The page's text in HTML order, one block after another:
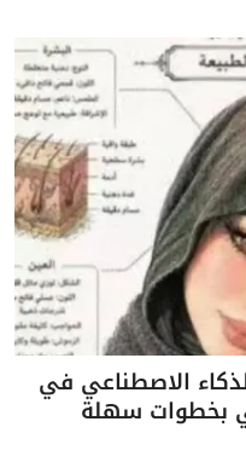
الاصطناعي في
بخطوات سهلة